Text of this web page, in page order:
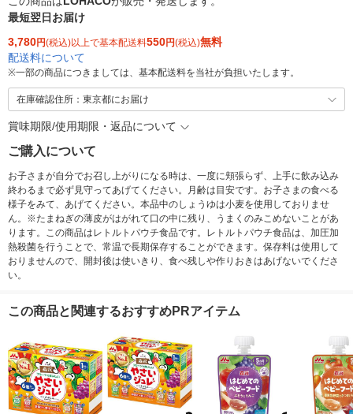
最短翌日お届け
3,780円(税込)以上で基本配送料550円(税込)無料
配送料について
※一部の商品につきましては、基本配送料を当社が負担いたします。
在庫確認住所：東京都にお届け
賞味期限/使用期限・返品について
ご購入について
お子さまが自分でお召し上がりになる時は、一度に頬張らず、上手に飲み込み
終わるまで必ず見守ってあげてください。月齢は目安です。お子さまの食べる
様子をみて、あげてください。本品中のしょうゆは小麦を使用しておりませ
ん。※たまねぎの薄皮がはがれて口の中に残り、うまくのみこめないことがあ
ります。この商品はレトルトパウチ食品です。レトルトパウチ食品は、加圧加
熱殺菌を行うことで、常温で長期保存することができます。保存料は使用して
おりませんので、開封後は使いきり、食べ残しや作りおきはあげないでくださ
い。
この商品と関連するおすすめPRアイテム